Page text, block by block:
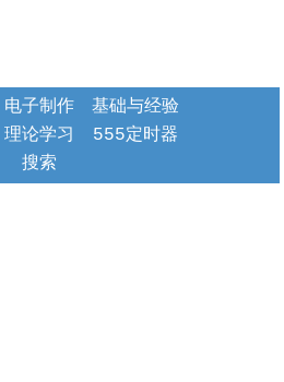
电子制作
基础与经验
理论学习
555定时器
搜索